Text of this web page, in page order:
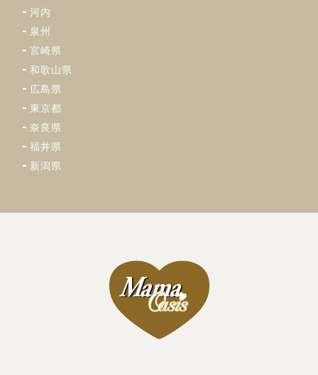
河内
泉州
宮崎県
和歌山県
広島県
東京都
奈良県
福井県
新潟県